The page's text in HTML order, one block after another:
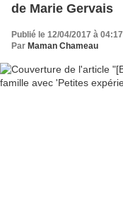
de Marie Gervais
Publié le 12/04/2017 à 04:17
Par Maman Chameau